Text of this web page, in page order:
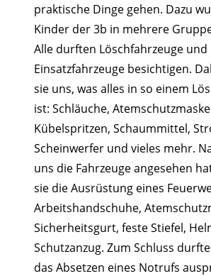
praktische Dinge gehen. Dazu
Kinder der 3b in mehrere
Alle durften Löschfahrzeuge und
Einsatzfahrzeuge besichtigen.
sie uns, was alles in so einem
ist: Schläuche,
Kübelspritzen, Schaummittel,
Scheinwerfer und vieles mehr.
uns die Fahrzeuge angesehen
sie die Ausrüstung eines
Arbeitshandschuhe,
Sicherheitsgurt, feste Stiefel,
Schutzanzug. Zum Schluss
das Absetzen eines Notrufs